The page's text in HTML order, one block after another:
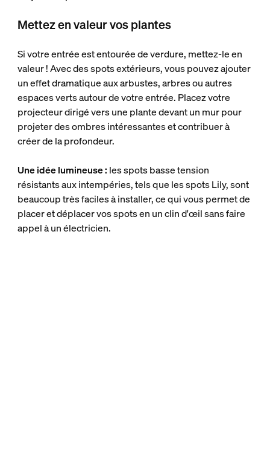
Mettez en valeur vos plantes
Si votre entrée est entourée de verdure, mettez-le en
valeur ! Avec des spots extérieurs, vous pouvez ajouter
un effet dramatique aux arbustes, arbres ou autres
espaces verts autour de votre entrée. Placez votre
projecteur dirigé vers une plante devant un mur pour
projeter des ombres intéressantes et contribuer à
créer de la profondeur.
Une idée lumineuse : les spots basse tension
résistants aux intempéries, tels que les spots Lily, sont
beaucoup très faciles à installer, ce qui vous permet de
placer et déplacer vos spots en un clin d'œil sans faire
appel à un électricien.